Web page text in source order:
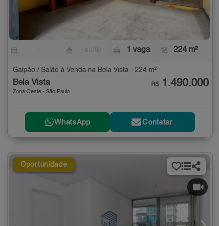
1 vaga 224 m²
Galpão / Salão à Venda na Bela Vista - 224 m²
Bela Vista
Zona Oeste - São Paulo
R$ 1.490.000
WhatsApp Contatar
Oportunidade